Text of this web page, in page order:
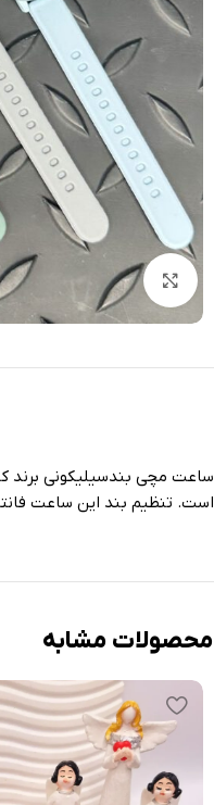
بزرگنمایی تصویر
ساعت مچی بندسیلیکونی برند
است. تنظیم بند این ساعت
محصولات مشابه